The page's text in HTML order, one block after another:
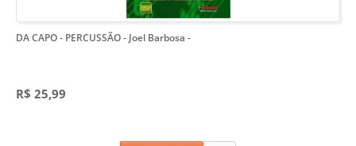
DA CAPO - PERCUSSÃO - Joel Barbosa -
R$ 25,99